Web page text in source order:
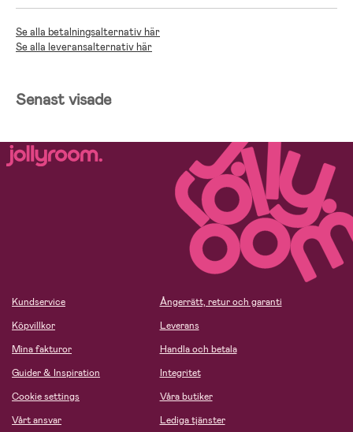
Se alla betalningsalternativ här
Se alla leveransalternativ här
Senast visade
Kundservice
Köpvillkor
Mina fakturor
Guider & Inspiration
Cookie settings
Vårt ansvar
Ångerrätt, retur och garanti
Leverans
Handla och betala
Integritet
Våra butiker
Lediga tjänster